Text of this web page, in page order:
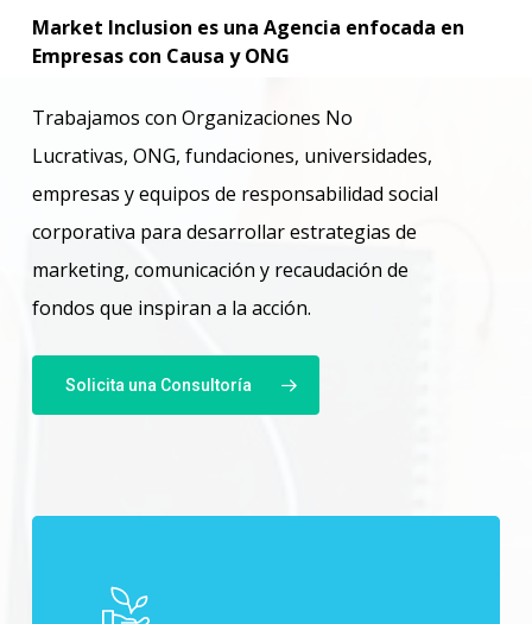
Market Inclusion es una Agencia enfocada en
Empresas con Causa y ONG
Trabajamos con Organizaciones No
Lucrativas, ONG, fundaciones, universidades,
empresas y equipos de responsabilidad social
corporativa para desarrollar estrategias de
marketing, comunicación y recaudación de
fondos que inspiran a la acción.
Solicita una Consultoría